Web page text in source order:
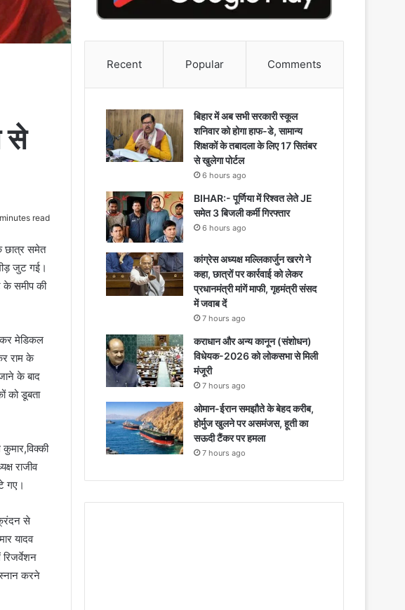
से
read
छात्र समेत
जुट गई।
के समीप की
मेडिकल
राम के
के बाद
को डूबता
राजीव
गए।
से
यादव
करने
Recent Popular Comments
बिहार में अब सभी सरकारी स्कूल
शनिवार को होगा हाफ-डे, सामान्य
शिक्षकों के तबादला के लिए 17 सितंबर
से खुलेगा पोर्टल
6 hours ago
BIHAR:- पूर्णिया में रिश्वत लेते JE
समेत 3 बिजली कर्मी गिरफ्तार
6 hours ago
कांग्रेस अध्यक्ष मल्लिकार्जुन खरगे ने
कहा, छात्रों पर कार्रवाई को लेकर
प्रधानमंत्री मांगें माफी, गृहमंत्री संसद
में जवाब दें
7 hours ago
कराधान और अन्य कानून (संशोधन)
विधेयक-2026 को लोकसभा से मिली
मंजूरी
7 hours ago
ओमान-ईरान समझौते के बेहद करीब,
होर्मुज खुलने पर असमंजस, हूती का
सऊदी टैंकर पर हमला
7 hours ago